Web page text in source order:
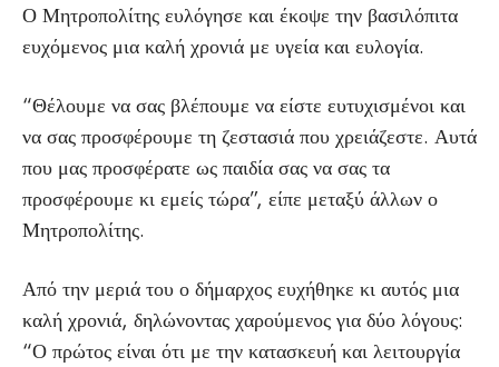
Ο Μητροπολίτης ευλόγησε και έκοψε την βασιλόπιτα
ευχόμενος μια καλή χρονιά με υγεία και ευλογία.
“Θέλουμε να σας βλέπουμε να είστε ευτυχισμένοι και
να σας προσφέρουμε τη ζεστασιά που χρειάζεστε. Αυτά
που μας προσφέρατε ως παιδία σας να σας τα
προσφέρουμε κι εμείς τώρα”, είπε μεταξύ άλλων ο
Μητροπολίτης.
Από την μεριά του ο δήμαρχος ευχήθηκε κι αυτός μια
καλή χρονιά, δηλώνοντας χαρούμενος για δύο λόγους:
“Ο πρώτος είναι ότι με την κατασκευή και λειτουργία